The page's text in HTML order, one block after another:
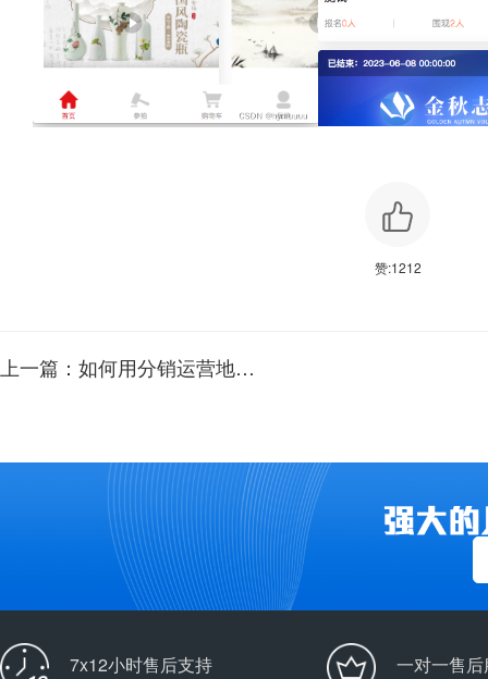
赞:1212
上一篇：如何用分销运营地方性商城
7x12小时售后支持 一对一售